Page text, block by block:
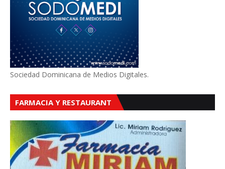
Sociedad Dominicana de Medios Digitales.
FARMACIA Y RESTAURANT